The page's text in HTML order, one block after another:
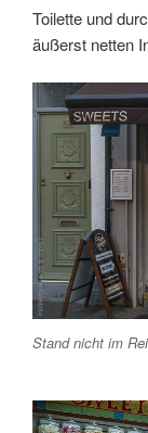
Toilette und
äußerst netten
Stand nicht im